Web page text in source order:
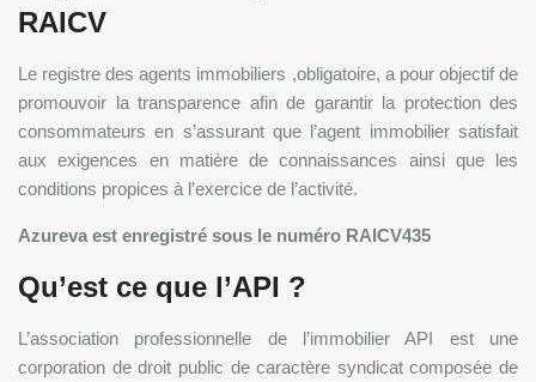
RAICV
Le registre des agents immobiliers ,obligatoire, a pour objectif de
promouvoir la transparence afin de garantir la protection des
consommateurs en s’assurant que l’agent immobilier satisfait
aux exigences en matière de connaissances ainsi que les
conditions propices à l’exercice de l’activité.
Azureva est enregistré sous le numéro RAICV435
Qu’est ce que l’API ?
L’association professionnelle de l’immobilier API est une
corporation de droit public de caractère syndicat composée de